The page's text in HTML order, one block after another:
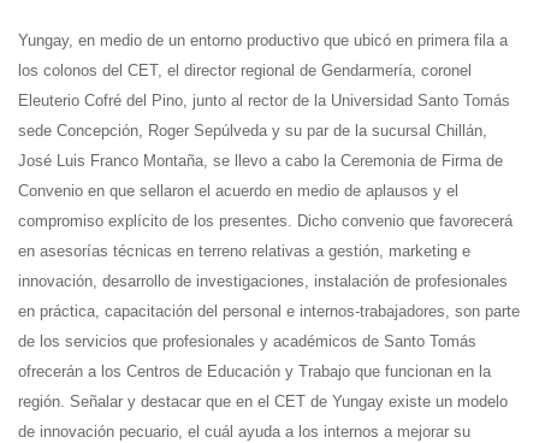
Yungay, en medio de un entorno productivo que ubicó en primera fila a
los colonos del CET, el director regional de Gendarmería, coronel
Eleuterio Cofré del Pino, junto al rector de la Universidad Santo Tomás
sede Concepción, Roger Sepúlveda y su par de la sucursal Chillán,
José Luis Franco Montaña, se llevo a cabo la Ceremonia de Firma de
Convenio en que sellaron el acuerdo en medio de aplausos y el
compromiso explícito de los presentes. Dicho convenio que favorecerá
en asesorías técnicas en terreno relativas a gestión, marketing e
innovación, desarrollo de investigaciones, instalación de profesionales
en práctica, capacitación del personal e internos-trabajadores, son parte
de los servicios que profesionales y académicos de Santo Tomás
ofrecerán a los Centros de Educación y Trabajo que funcionan en la
región. Señalar y destacar que en el CET de Yungay existe un modelo
de innovación pecuario, el cuál ayuda a los internos a mejorar su